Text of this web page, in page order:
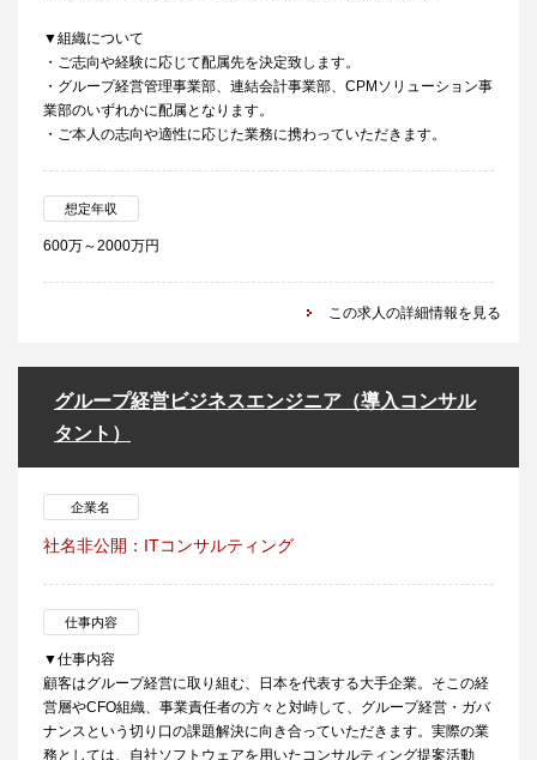
▼組織について
・ご志向や経験に応じて配属先を決定致します。
・グループ経営管理事業部、連結会計事業部、CPMソリューション事
業部のいずれかに配属となります。
・ご本人の志向や適性に応じた業務に携わっていただきます。
想定年収
600万～2000万円
この求人の詳細情報を見る
グループ経営ビジネスエンジニア（導入コンサル
タント）
企業名
社名非公開：ITコンサルティング
仕事内容
▼仕事内容
顧客はグループ経営に取り組む、日本を代表する大手企業。そこの経
営層やCFO組織、事業責任者の方々と対峙して、グループ経営・ガバ
ナンスという切り口の課題解決に向き合っていただきます。実際の業
務としては、自社ソフトウェアを用いたコンサルティング提案活動